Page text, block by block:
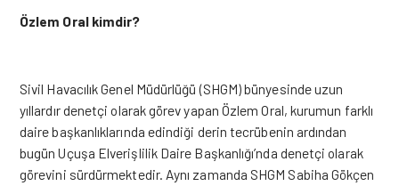
Özlem Oral kimdir?
Sivil Havacılık Genel Müdürlüğü (SHGM) bünyesinde uzun
yıllardır denetçi olarak görev yapan Özlem Oral, kurumun farklı
daire başkanlıklarında edindiği derin tecrübenin ardından
bugün Uçuşa Elverişlilik Daire Başkanlığı’nda denetçi olarak
görevini sürdürmektedir. Aynı zamanda SHGM Sabiha Gökçen